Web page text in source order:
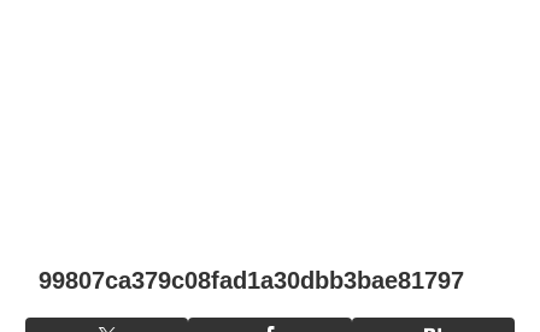
99807ca379c08fad1a30dbb3bae81797